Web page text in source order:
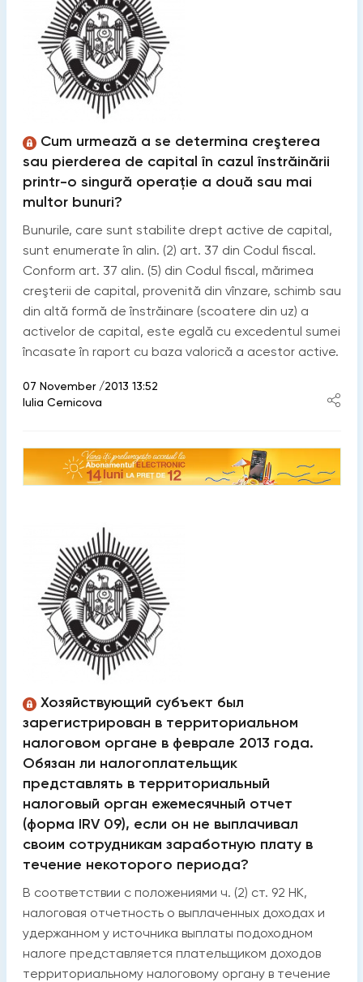
Cum urmează a se determina creşterea
sau pierderea de capital în cazul înstrăinării
printr-o singură operaţie a două sau mai
multor bunuri?
Bunurile, care sunt stabilite drept active de capital,
sunt enumerate în alin. (2) art. 37 din Codul fiscal.
Conform art. 37 alin. (5) din Codul fiscal, mărimea
creşterii de capital, provenită din vînzare, schimb sau
din altă formă de înstrăinare (scoatere din uz) a
activelor de capital, este egală cu excedentul sumei
încasate în raport cu baza valorică a acestor active.
07 November /2013 13:52
Iulia Cernicova
Хозяйствующий субъект был
зарегистрирован в территориальном
налоговом органе в феврале 2013 года.
Обязан ли налогоплательщик
представлять в территориальный
налоговый орган ежемесячный отчет
(форма IRV 09), если он не выплачивал
своим сотрудникам заработную плату в
течение некоторого периода?
В соответствии с положениями ч. (2) ст. 92 НК,
налоговая отчетность о выплаченных доходах и
удержанном у источника выплаты подоходном
налоге представляется плательщиком доходов
территориальному налоговому органу в течение